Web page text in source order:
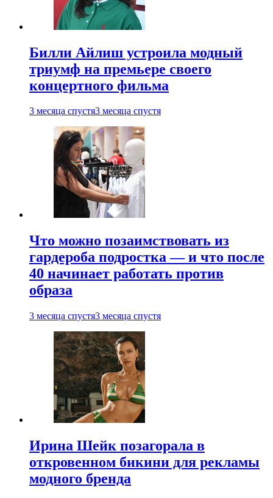
Билли Айлиш устроила модный
триумф на премьере своего
концертного фильма
3 месяца спустя3 месяца спустя
Что можно позаимствовать из
гардероба подростка — и что после
40 начинает работать против
образа
3 месяца спустя3 месяца спустя
Ирина Шейк позагорала в
откровенном бикини для рекламы
модного бренда